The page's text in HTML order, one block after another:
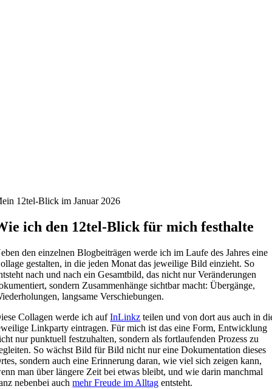
12tel-Blick im Januar 2026
ich den 12tel-Blick für mich festhalte
den einzelnen Blogbeiträgen werde ich im Laufe des Jahres eine
gestalten, in die jeden Monat das jeweilige Bild einzieht. So
nach und nach ein Gesamtbild, das nicht nur Veränderungen
sondern Zusammenhänge sichtbar macht: Übergänge,
langsame Verschiebungen.
Collagen werde ich aufInLinkz teilen und von dort aus auch in
Linkparty eintragen. Für mich ist das eine Form, Entwicklung
nur punktuell festzuhalten, sondern als fortlaufenden Prozess zu
So wächst Bild für Bild nicht nur eine Dokumentation dieses
sondern auch eine Erinnerung daran, wie viel sich zeigen kann,
man über längere Zeit bei etwas bleibt, und wie darin manchmal
nebenbei auchmehr Freude im Alltag entsteht.